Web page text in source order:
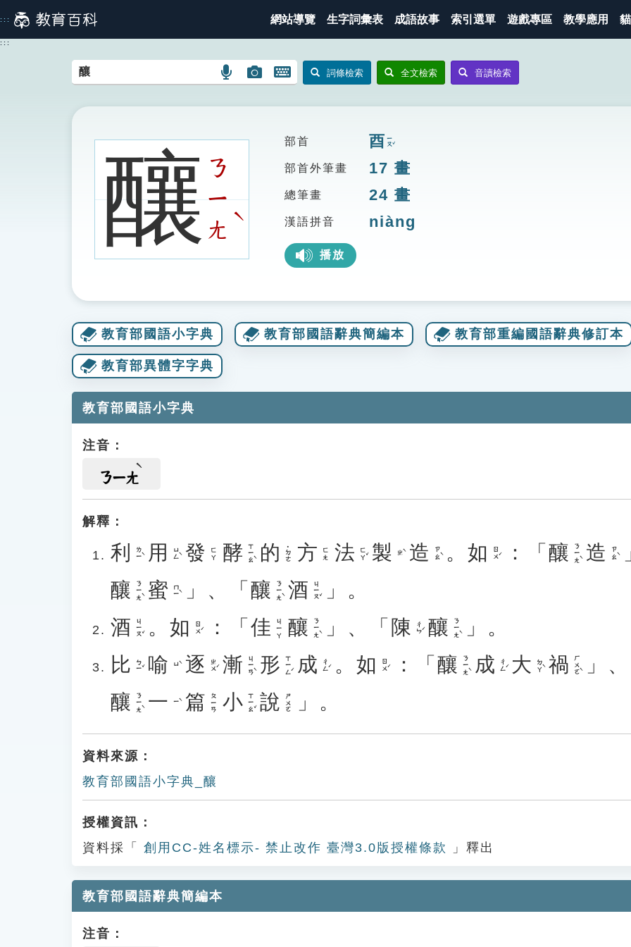
到
主
::: 網站導覽 生字詞彙表 成語故事 索引選單 遊戲專區 教學應用
:::
語
搜
圖
圖
搜
開
鍵
圖
詞條檢索 全文檢索 音讀檢索
釀ㄋ
ㄧ
ㄤ
ˋ
部首 酉ㄧㄡˇ
部首外筆畫 17 畫
總筆畫 24 畫
漢語拼音 niàng
播放
教育部國語小字典 教育部國語辭典簡編本 教育部重編國語辭典修訂本
教育部異體字字典
教育部國語小字典
注音：
ㄋㄧㄤ
解釋：
利 ㄌㄧˋ 用 ㄩㄥˋ 發 ㄈㄚ 酵 ㄒㄧㄠˋ 的 ˙ㄉㄜ 方 ㄈㄤ 法 ㄈㄚˇ 製 ㄓˋ 造 ㄗㄠˋ 。如 ㄖㄨˊ ：「釀 ㄋㄧㄤˋ 造 ㄗㄠˋ
釀 ㄋㄧㄤˋ 蜜 ㄇㄧˋ 」、「 釀 ㄋㄧㄤˋ 酒 ㄐㄧㄡˇ
」。
酒 ㄐㄧㄡˇ 。 如 ㄖㄨˊ ：「 佳 ㄐㄧㄚ 釀 ㄋㄧㄤˋ 」、「 陳 ㄔㄣˊ 釀 ㄋㄧㄤˋ
」。
比 ㄅㄧˇ 喻 ㄩˋ 逐 ㄓㄨˊ 漸 ㄐㄧㄢˋ 形 ㄒㄧㄥˊ 成 ㄔㄥˊ 。 如 ㄖㄨˊ ：「 釀 ㄋㄧㄤˋ 成 ㄔㄥˊ 大 ㄉㄚˋ 禍 ㄏㄨㄛˋ
」
釀 ㄋㄧㄤˋ 一 ㄧˋ 篇 ㄆㄧㄢ 小 ㄒㄧㄠˇ 說 ㄕㄨㄛ 」。
資料來源：
教育部國語小字典_釀
授權資訊：
資料採「
創用CC-姓名標示- 禁止改作 臺灣3.0版授權條款 」釋出
教育部國語辭典簡編本
注音：